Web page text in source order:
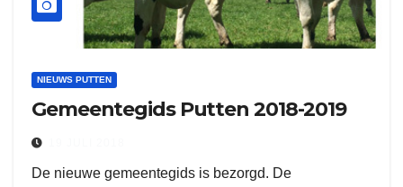
NIEUWS PUTTEN
Gemeentegids Putten 2018-2019
De nieuwe gemeentegids is bezorgd. De